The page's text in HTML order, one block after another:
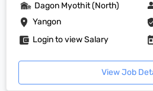
Yangon
Dagon Myothit (North)
Login to view Salary
View Job